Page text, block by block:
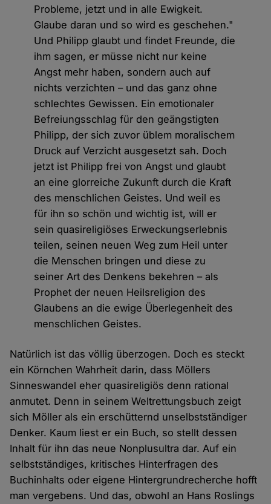
Probleme, jetzt und in alle Ewigkeit.
Glaube daran und so wird es geschehen."
Und Philipp glaubt und findet Freunde, die
ihm sagen, er müsse nicht nur keine
Angst mehr haben, sondern auch auf
nichts verzichten – und das ganz ohne
schlechtes Gewissen. Ein emotionaler
Befreiungsschlag für den geängstigten
Philipp, der sich zuvor üblem moralischem
Druck auf Verzicht ausgesetzt sah. Doch
jetzt ist Philipp frei von Angst und glaubt
an eine glorreiche Zukunft durch die Kraft
des menschlichen Geistes. Und weil es
für ihn so schön und wichtig ist, will er
sein quasireligiöses Erweckungserlebnis
teilen, seinen neuen Weg zum Heil unter
die Menschen bringen und diese zu
seiner Art des Denkens bekehren – als
Prophet der neuen Heilsreligion des
Glaubens an die ewige Überlegenheit des
menschlichen Geistes.
Natürlich ist das völlig überzogen. Doch es steckt
ein Körnchen Wahrheit darin, dass Möllers
Sinneswandel eher quasireligiös denn rational
anmutet. Denn in seinem Weltrettungsbuch zeigt
sich Möller als ein erschütternd unselbstständiger
Denker. Kaum liest er ein Buch, so stellt dessen
Inhalt für ihn das neue Nonplusultra dar. Auf ein
selbstständiges, kritisches Hinterfragen des
Buchinhalts oder eigene Hintergrundrecherche hofft
man vergebens. Und das, obwohl an Hans Roslings